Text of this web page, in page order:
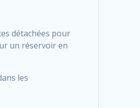
détachées pour
un réservoir en
les